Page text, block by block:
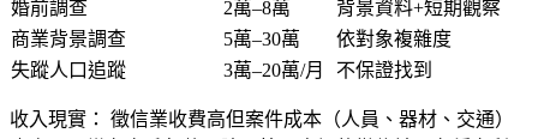
婚前調查
2萬–8萬
背景資料+短期觀察
商業背景調查
5萬–30萬
依對象複雜度
失蹤人口追蹤
3萬–20萬/月 不保證找到
收入現實： 徵信業收費高但案件成本（人員、器材、交通）